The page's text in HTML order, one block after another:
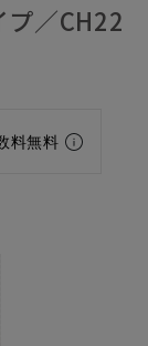
／CH22
料無料